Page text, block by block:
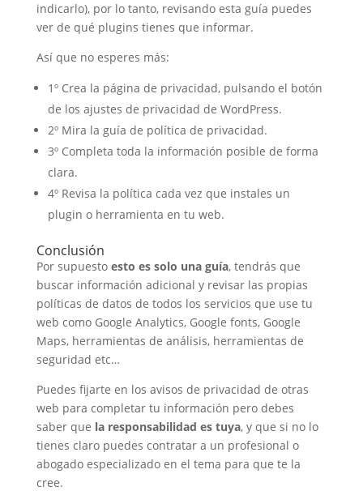
indicarlo), por lo tanto, revisando esta guía puedes
ver de qué plugins tienes que informar.
Así que no esperes más:
1º Crea la página de privacidad, pulsando el botón
de los ajustes de privacidad de WordPress.
2º Mira la guía de política de privacidad.
3º Completa toda la información posible de forma
clara.
4º Revisa la política cada vez que instales un
plugin o herramienta en tu web.
Conclusión
Por supuesto esto es solo una guía, tendrás que
buscar información adicional y revisar las propias
políticas de datos de todos los servicios que use tu
web como Google Analytics, Google fonts, Google
Maps, herramientas de análisis, herramientas de
seguridad etc…
Puedes fijarte en los avisos de privacidad de otras
web para completar tu información pero debes
saber que la responsabilidad es tuya, y que si no lo
tienes claro puedes contratar a un profesional o
abogado especializado en el tema para que te la
cree.